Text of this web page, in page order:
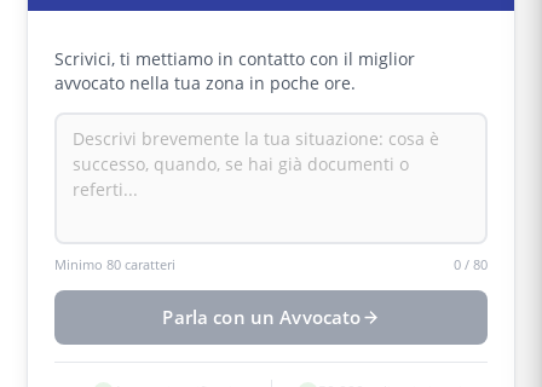
Scrivici, ti mettiamo in contatto con il miglior
avvocato nella tua zona in poche ore.
Minimo 80 caratteri 0/ 80
Parla con un Avvocato